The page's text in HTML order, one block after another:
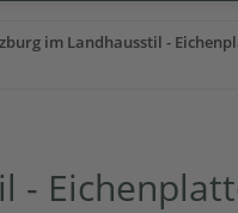
im Landhausstil -
-